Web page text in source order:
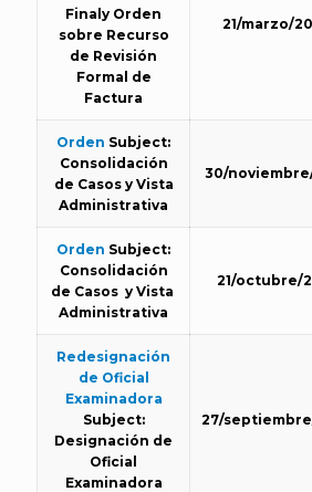
Finaly Orden
sobre Recurso
de Revisión
Formal de
Factura
21/marzo/
Orden Subject:
Consolidación
de Casos y Vista
Administrativa
30/
Orden Subject:
Consolidación
de Casos y Vista
Administrativa
21/octubre/
Redesignación
de Oficial
Examinadora
Subject:
Designación de
Oficial
Examinadora
27/